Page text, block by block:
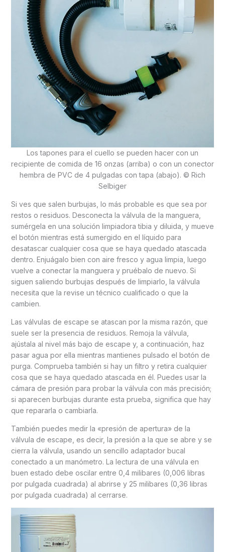
Los tapones para el cuello se pueden hacer con un
recipiente de comida de 16 onzas (arriba) o con un conector
hembra de PVC de 4 pulgadas con tapa (abajo). © Rich
Selbiger
Si ves que salen burbujas, lo más probable es que sea por
restos o residuos. Desconecta la válvula de la manguera,
sumérgela en una solución limpiadora tibia y diluida, y mueve
el botón mientras está sumergido en el líquido para
desatascar cualquier cosa que se haya quedado atascada
dentro. Enjuágalo bien con aire fresco y agua limpia, luego
vuelve a conectar la manguera y pruébalo de nuevo. Si
siguen saliendo burbujas después de limpiarlo, la válvula
necesita que la revise un técnico cualificado o que la
cambien.
Las válvulas de escape se atascan por la misma razón, que
suele ser la presencia de residuos. Remoja la válvula,
ajústala al nivel más bajo de escape y, a continuación, haz
pasar agua por ella mientras mantienes pulsado el botón de
purga. Comprueba también si hay un filtro y retira cualquier
cosa que se haya quedado atascada en él. Puedes usar la
cámara de presión para probar la válvula con más precisión;
si aparecen burbujas durante esta prueba, significa que hay
que repararla o cambiarla.
También puedes medir la «presión de apertura» de la
válvula de escape, es decir, la presión a la que se abre y se
cierra la válvula, usando un sencillo adaptador bucal
conectado a un manómetro. La lectura de una válvula en
buen estado debe oscilar entre 0,4 milibares (0,006 libras
por pulgada cuadrada) al abrirse y 25 milibares (0,36 libras
por pulgada cuadrada) al cerrarse.